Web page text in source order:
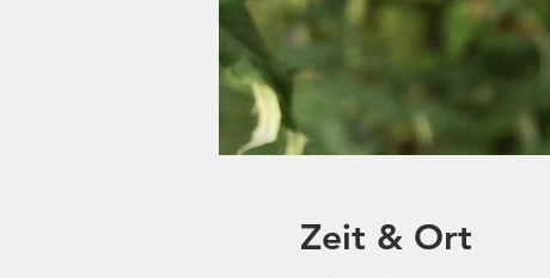
Zeit & Ort